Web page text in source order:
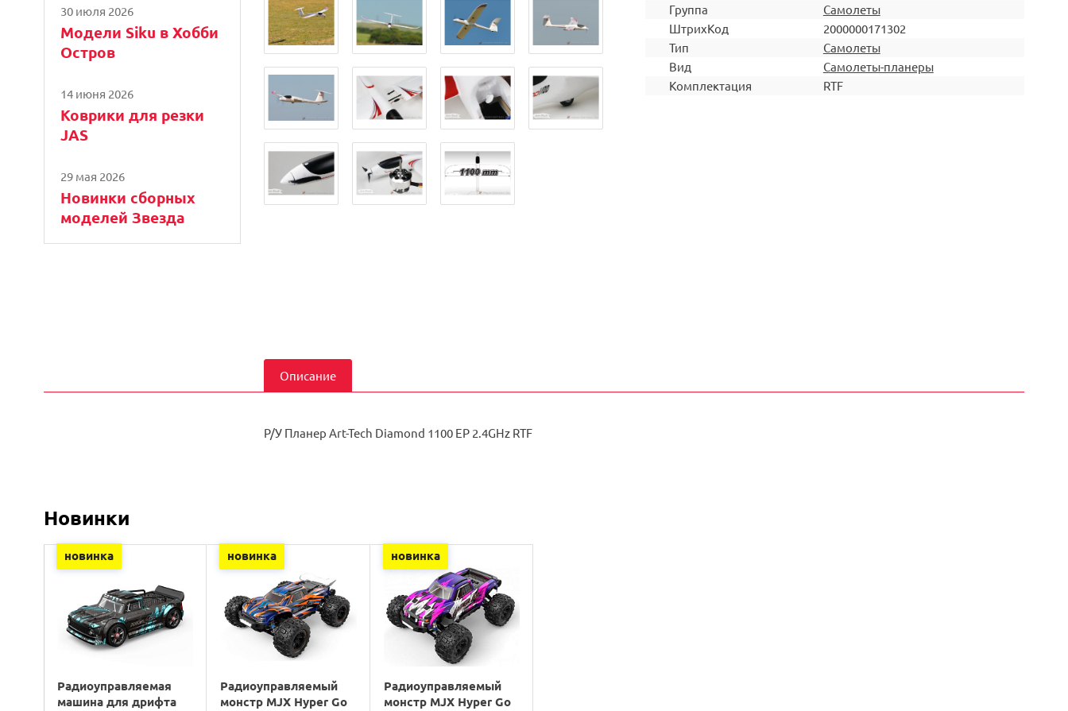
30 июля 2026
Модели Siku в Хобби
Остров
14 июня 2026
Коврики для резки
JAS
29 мая 2026
Новинки сборных
моделей Звезда
Группа
Самолеты
ШтрихКод
2000000171302
Тип
Самолеты
Вид
Самолеты-планеры
Комплектация
RTF
Описание
Р/У Планер Art-Tech Diamond 1100 EP 2.4GHz RTF
Новинки
новинка
Радиоуправляемая
машина для дрифта
новинка
Радиоуправляемый
монстр MJX Hyper Go
новинка
Радиоуправляемый
монстр MJX Hyper Go